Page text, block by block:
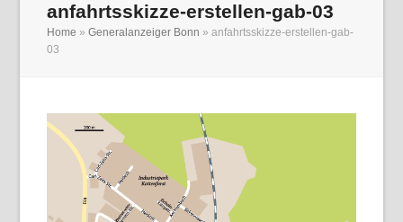
anfahrtsskizze-erstellen-gab-03
Home »Generalanzeiger Bonn »anfahrtsskizze-erstellen-gab-
03